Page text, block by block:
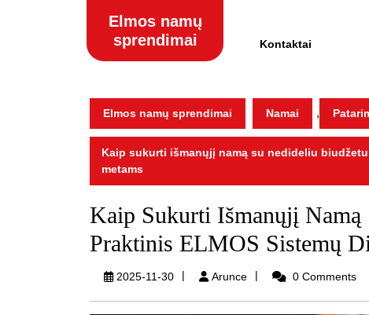
Elmos namų
sprendimai
Kontaktai
Elmos namų sprendimai Namai ,
Kaip sukurti išmanųjį namą su nedideliu
metams
Kaip Sukurti Išmanųjį
Praktinis ELMOS Sistemų
2025-11-30 ArunceArunce 0 Comments